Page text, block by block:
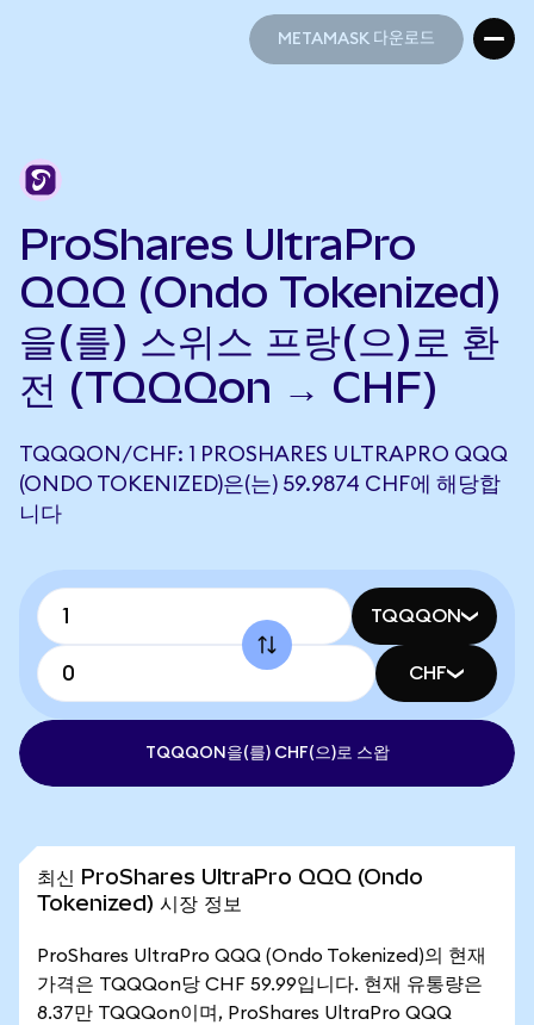
METAMASK 다운로드
ProShares UltraPro
QQQ (Ondo Tokenized)
을(를) 스위스 프랑(으)로 환
전 (TQQQon → CHF)
TQQQON/CHF: 1 PROSHARES ULTRAPRO QQQ
(ONDO TOKENIZED)은(는) 59.9874 CHF에 해당합
니다
TQQQON
CHF
TQQQON을(를) CHF(으)로 스왑
최신 ProShares UltraPro QQQ (Ondo
Tokenized) 시장 정보
ProShares UltraPro QQQ (Ondo Tokenized)의 현재
가격은 TQQQon당 CHF 59.99입니다. 현재 유통량은
8.37만 TQQQon이며, ProShares UltraPro QQQ